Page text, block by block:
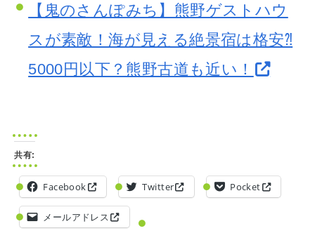
【鬼のさんぽみち】熊野ゲストハウ
スが素敵！海が見える絶景宿は格安⁈
5000円以下？熊野古道も近い！
共有:
Facebook Twitter Pocket
メールアドレス